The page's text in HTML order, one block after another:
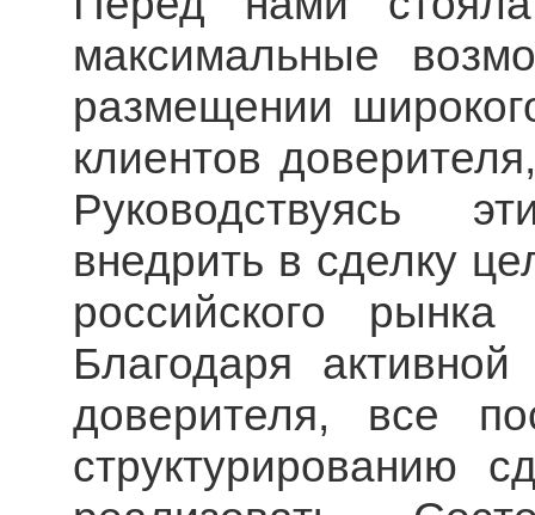
максимальные
размещении
клиентов
Руководствуясь
внедрить в сделку
российского
Благодаря
доверителя, все
структурированию